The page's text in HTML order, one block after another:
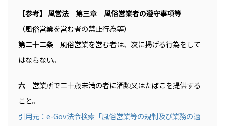
【参考】 風営法 第三章 風俗営業者の遵守事項等
（風俗営業を営む者の禁止行為等）
第二十二条 風俗営業を営む者は、次に掲げる行為をして
はならない。
六 営業所で二十歳未満の者に酒類又はたばこを提供する
こと。
引用元：e-Gov法令検索「風俗営業等の規制及び業務の適